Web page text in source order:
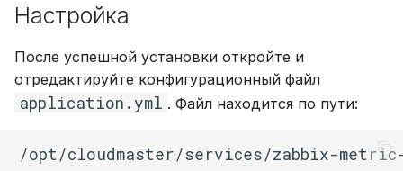
Настройка
После успешной установки откройте и
отредактируйте конфигурационный файл
application.yml . Файл находится по пути: